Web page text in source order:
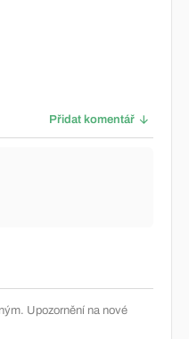
Přidat komentář
Upozornění na nové